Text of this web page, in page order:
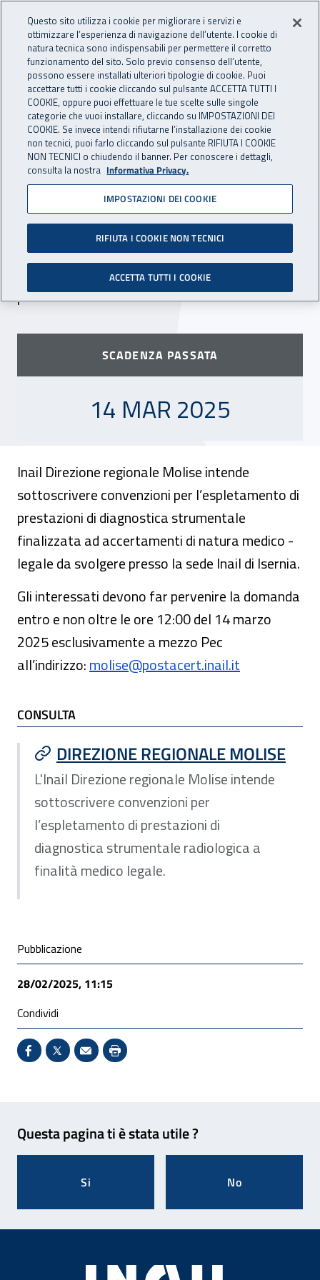
INAIL - Istituto Nazionale
Apri cerca
Navigazione principale
Navigazione - Ti trovi in:
Home Inail comunica Scadenze Scadenza
Dr Molise: convenzioni per
l’erogazione di prestazioni
diagnostica strumentale
radiologica
Scade il 14 marzo 2025 il termine per la
presentazione delle domande.
SCADENZA PASSATA
14 MARZO 2025
14 MAR 2025
Inail Direzione regionale Molise intende
sottoscrivere convenzioni per l’espletamento di
prestazioni di diagnostica strumentale
finalizzata ad accertamenti di natura medico -
legale da svolgere presso la sede Inail di Isernia.
Gli interessati devono far pervenire la domanda
entro e non oltre le ore 12:00 del 14 marzo
2025 esclusivamente a mezzo Pec
all’indirizzo:molise@postacert.inail.it
TI POTREBBE INTERESSARE
CONSULTA
DIREZIONE REGIONALE MOLISE
L'Inail Direzione regionale Molise intende
sottoscrivere convenzioni per
l’espletamento di prestazioni di
diagnostica strumentale radiologica a
finalità medico legale.
Condivisione social
Pubblicazione
28/02/2025, 11:15
Condividi
Condividi su Facebook - Sito esterno - Apertura in
X - Sito esterno - Apertura in nuova finestra
Invio Mail: apre il programma di posta
Stampa pagina: scelta meno
Questa pagina ti è stata utile ?
Si No
Questo sito utilizza i cookie per migliorare i servizi e
ottimizzare l’esperienza di navigazione dell’utente. I cookie di
natura tecnica sono indispensabili per permettere il corretto
funzionamento del sito. Solo previo consenso dell’utente,
possono essere installati ulteriori tipologie di cookie. Puoi
accettare tutti i cookie cliccando sul pulsante ACCETTA TUTTI I
COOKIE, oppure puoi effettuare le tue scelte sulle singole
categorie che vuoi installare, cliccando su IMPOSTAZIONI DEI
COOKIE. Se invece intendi rifiutarne l’installazione dei cookie
non tecnici, puoi farlo cliccando sul pulsante RIFIUTA I COOKIE
NON TECNICI o chiudendo il banner. Per conoscere i dettagli,
consulta la nostra Informativa Privacy.
IMPOSTAZIONI DEI COOKIE
RIFIUTA I COOKIE NON TECNICI
ACCETTA TUTTI I COOKIE